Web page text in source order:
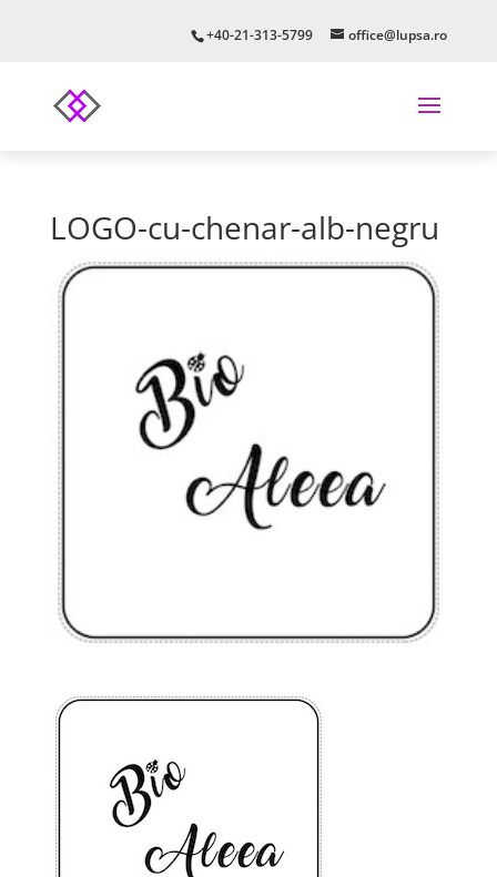
+40-21-313-5799 office@lupsa.ro
LOGO-cu-chenar-alb-negru